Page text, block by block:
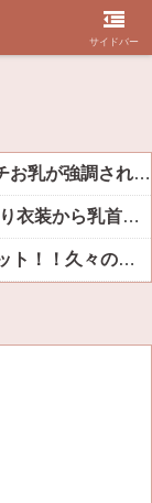
【画像】 吉川愛さん(26)、縛られてムチムチお乳が強調されてしまう
【動画】 女子アナさん、ノーブラでうっかり衣装から乳首が透けてしまう放送事故ｗｗｗ
女優・森日菜美、雑誌グラビアの水着ショット！！久々の姿にファン悶絶ｗｗ
サイドバー